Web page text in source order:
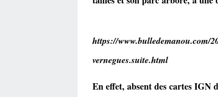
https://www.bulledemanou.com/
vernegues.suite.html
En effet, absent des cartes IGN